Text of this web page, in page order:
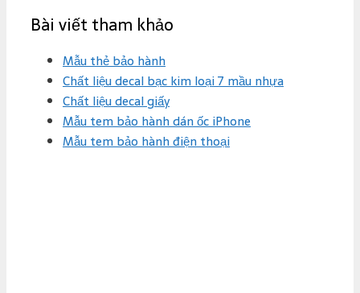
Bài viết tham khảo
Mẫu thẻ bảo hành
Chất liệu decal bạc kim loại 7 mầu nhựa
Chất liệu decal giấy
Mẫu tem bảo hành dán ốc iPhone
Mẫu tem bảo hành điện thoại